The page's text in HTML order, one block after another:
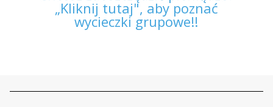
„Kliknij tutaj", aby poznać
wycieczki grupowe!!